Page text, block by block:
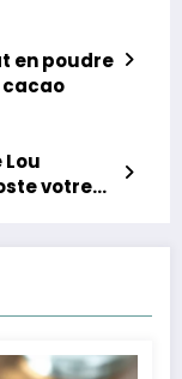
en poudre
cacao
votre